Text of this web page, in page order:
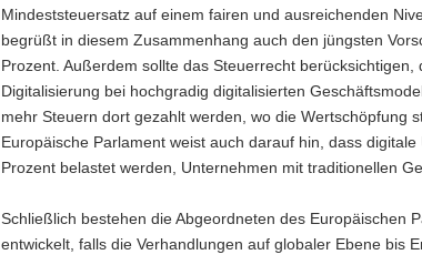
Mindeststeuersatz auf einem fairen und ausreichenden
begrüßt in diesem Zusammenhang auch den jüngsten
Prozent. Außerdem sollte das Steuerrecht
Digitalisierung bei hochgradig digitalisierten
mehr Steuern dort gezahlt werden, wo die Wertschöpfung
Europäische Parlament weist auch darauf hin, dass
Prozent belastet werden, Unternehmen mit traditionellen
Schließlich bestehen die Abgeordneten des Europäischen
entwickelt, falls die Verhandlungen auf globaler Ebene bis